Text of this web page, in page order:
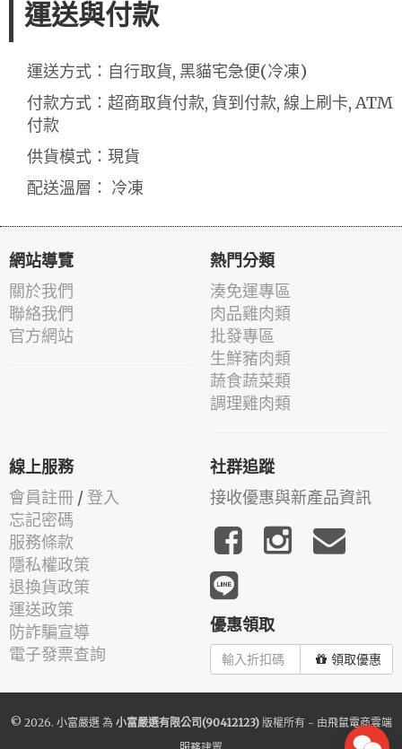
運送與付款
運送方式：自行取貨, 黑貓宅急便(冷凍)
付款方式：超商取貨付款, 貨到付款, 線上刷卡, ATM
付款
供貨模式：現貨
配送溫層： 冷凍
網站導覽
關於我們
聯絡我們
官方網站
熱門分類
湊免運專區
肉品雞肉類
批發專區
生鮮豬肉類
蔬食蔬菜類
調理雞肉類
線上服務
會員註冊 / 登入
忘記密碼
服務條款
隱私權政策
退換貨政策
運送政策
防詐騙宣導
電子發票查詢
社群追蹤
接收優惠與新產品資訊
優惠領取
領取優惠
© 2026. 小富嚴選為 小富嚴選有限公司(90412123)版權所有 - 由飛鼠電商雲端